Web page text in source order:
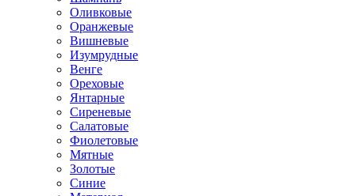
Оливковые
Оранжевые
Вишневые
Изумрудные
Венге
Ореховые
Янтарные
Сиреневые
Салатовые
Фиолетовые
Мятные
Золотые
Синие